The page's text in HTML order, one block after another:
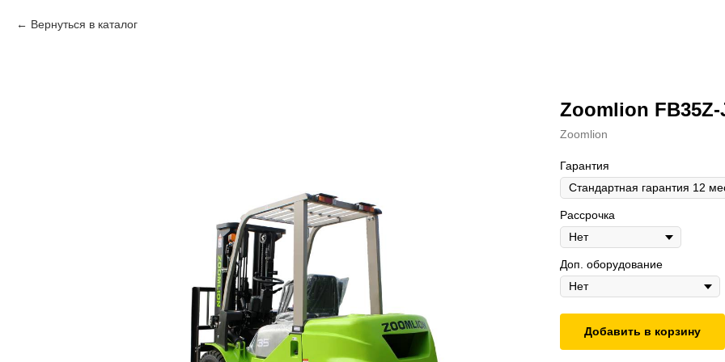
Вернуться в каталог
Zoomlion FB35Z-
Zoomlion
Гарантия
Рассрочка
Доп. оборудование
Добавить в корзину